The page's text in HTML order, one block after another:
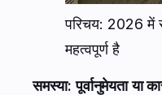
परिचय: 2026 में
महत्वपूर्ण है
समस्या: पूर्वानुमेयता या